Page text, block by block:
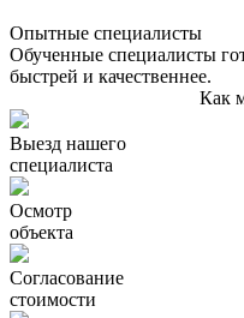
Опытные специалисты
Обученные специалисты
быстрей и качественнее.
Как
Выезд нашего
специалиста
Осмотр
объекта
Согласование
стоимости